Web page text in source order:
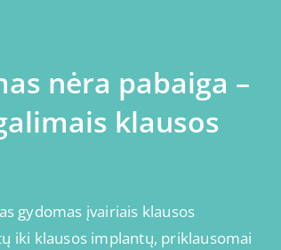
nėra pabaiga –
klausos
gydomas įvairiais klausos
iki klausos implantų, priklausomai